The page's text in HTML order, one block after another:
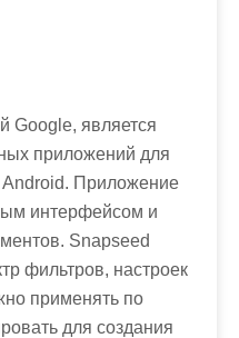
Google, является
приложений для
Android. Приложение
интерфейсом и
Snapseed
фильтров, настроек
применять по
для создания